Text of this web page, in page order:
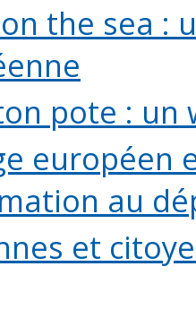
the sea :
pote : un
européen
au
et